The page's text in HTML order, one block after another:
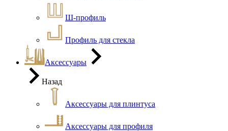
Ш-профиль
Профиль для стекла
Аксессуары
Назад
Аксессуары для плинтуса
Аксессуары для профиля